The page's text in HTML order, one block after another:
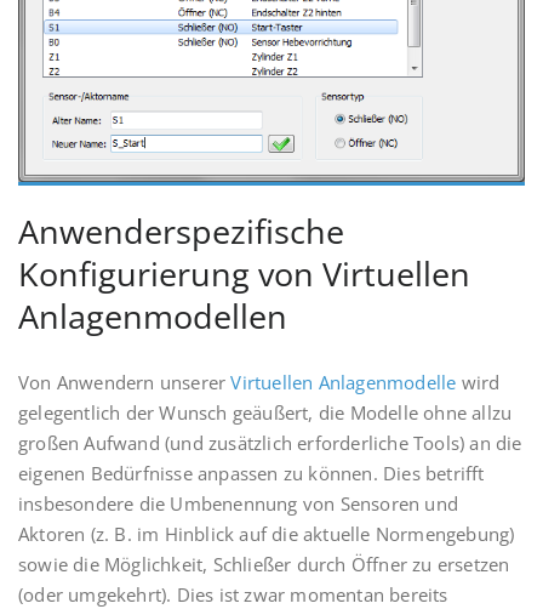
Anwenderspezifische
Konfigurierung von Virtuellen
Anlagenmodellen
Von Anwendern unsererVirtuellen Anlagenmodelle wird
gelegentlich der Wunsch geäußert, die Modelle ohne allzu
großen Aufwand (und zusätzlich erforderliche Tools) an die
eigenen Bedürfnisse anpassen zu können. Dies betrifft
insbesondere die Umbenennung von Sensoren und
Aktoren (z. B. im Hinblick auf die aktuelle Normengebung)
sowie die Möglichkeit, Schließer durch Öffner zu ersetzen
(oder umgekehrt). Dies ist zwar momentan bereits